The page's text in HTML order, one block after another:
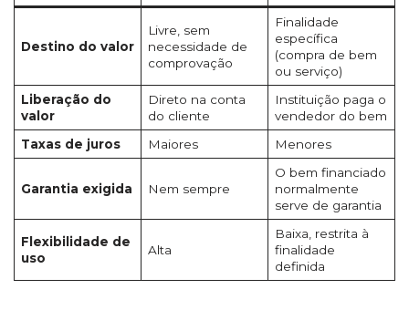
Destino do valor
Livre, sem
necessidade de
comprovação
Finalidade
específica
(compra de bem
ou serviço)
Liberação do
valor
Direto na conta
do cliente
Instituição paga o
vendedor do bem
Taxas de juros
Maiores Menores
Garantia exigida Nem sempre
O bem financiado
normalmente
serve de garantia
Flexibilidade de
uso
Alta
Baixa, restrita à
finalidade
definida